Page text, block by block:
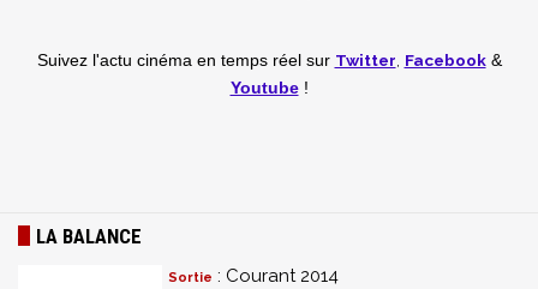
Suivez l'actu cinéma en temps réel sur Twitter Facebook&
Youtube!
LA BALANCE
Sortie : Courant 2014